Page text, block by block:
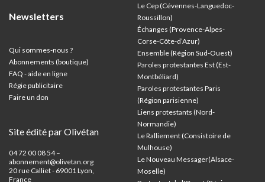
Newsletters
Qui sommes-nous ?
Abonnements (boutique)
FAQ - aide en ligne
Régie publicitaire
Faire un don
Site édité par Olivétan
04 72 00 08 54 –
abonnement@olivetan.org
20 rue Calliet - 69001 Lyon,
France
Le Cep (Cévennes-Languedoc-
Roussillon)
Échanges (Provence-Alpes-
Corse-Côte-d’Azur)
Ensemble (Région Sud-Ouest)
Paroles protestantes Est (Est-
Montbéliard)
Paroles protestantes Paris
(Région parisienne)
Liens protestants (Nord-
Normandie)
Le Ralliement (Consistoire de
Mulhouse)
Le Nouveau Messager(Alsace-
Moselle)